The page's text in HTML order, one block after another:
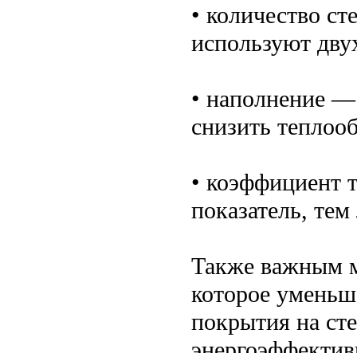
• количество
используют
• наполнение
снизить
• коэффициент
показатель,
Также важным
которое
покрытия на